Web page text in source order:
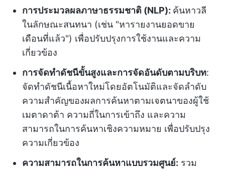
การประมวลผลภาษาธรรมชาติ (NLP): ค้นหาวลี
ในลักษณะสนทนา (เช่น "หารายงานยอดขาย
เดือนที่แล้ว") เพื่อปรับปรุงการใช้งานและความ
เกี่ยวข้อง
การจัดทำดัชนีขั้นสูงและการจัดอันดับตามบริบท:
จัดทำดัชนีเนื้อหาใหม่โดยอัตโนมัติและจัดลำดับ
ความสำคัญของผลการค้นหาตามเจตนาของผู้ใช้
เมตาดาต้า ความถี่ในการเข้าถึง และความ
สามารถในการค้นหาเชิงความหมาย เพื่อปรับปรุง
ความเกี่ยวข้อง
ความสามารถในการค้นหาแบบรวมศูนย์: รวม